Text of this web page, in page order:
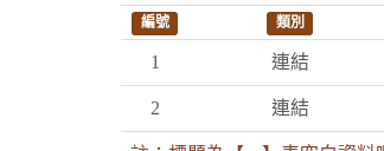
編號 類別
1 連結
2 連結